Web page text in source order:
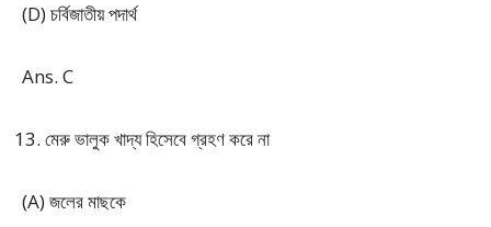
(D) চর্বিজাতীয় পদার্থ
Ans. C
মেরু ভালুক খাদ্য হিসেবে গ্রহণ করে না
(A) জলের মাছকে